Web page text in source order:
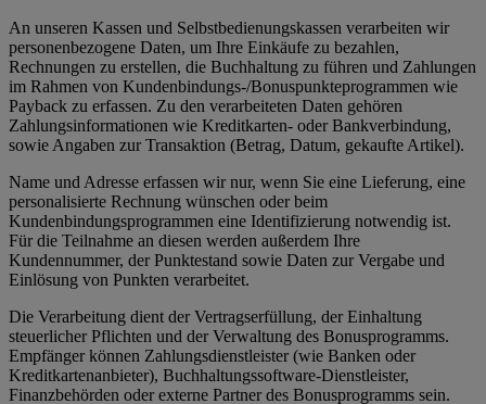
An unseren Kassen und Selbstbedienungskassen verarbeiten wir
personenbezogene Daten, um Ihre Einkäufe zu bezahlen,
Rechnungen zu erstellen, die Buchhaltung zu führen und Zahlungen
im Rahmen von Kundenbindungs-/Bonuspunkteprogrammen wie
Payback zu erfassen. Zu den verarbeiteten Daten gehören
Zahlungsinformationen wie Kreditkarten- oder Bankverbindung,
sowie Angaben zur Transaktion (Betrag, Datum, gekaufte Artikel).
Name und Adresse erfassen wir nur, wenn Sie eine Lieferung, eine
personalisierte Rechnung wünschen oder beim
Kundenbindungsprogrammen eine Identifizierung notwendig ist.
Für die Teilnahme an diesen werden außerdem Ihre
Kundennummer, der Punktestand sowie Daten zur Vergabe und
Einlösung von Punkten verarbeitet.
Die Verarbeitung dient der Vertragserfüllung, der Einhaltung
steuerlicher Pflichten und der Verwaltung des Bonusprogramms.
Empfänger können Zahlungsdienstleister (wie Banken oder
Kreditkartenanbieter), Buchhaltungssoftware-Dienstleister,
Finanzbehörden oder externe Partner des Bonusprogramms sein.